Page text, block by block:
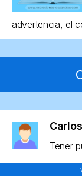
advertencia, el
Tener